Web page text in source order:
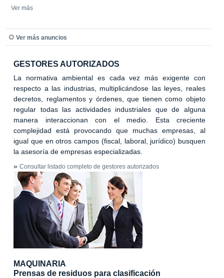
Ver más
Ver más anuncios
GESTORES AUTORIZADOS
La normativa ambiental es cada vez más exigente con
respecto a las industrias, multiplicándose las leyes, reales
decretos, reglamentos y órdenes, que tienen como objeto
regular todas las actividades industriales que de alguna
manera interaccionan con el medio. Esta creciente
complejidad está provocando que muchas empresas, al
igual que en otros campos (fiscal, laboral, jurídico) busquen
la asesoría de empresas especializadas.
» Consultar listado completo de gestores autorizados
MAQUINARIA
Prensas de residuos para clasificación